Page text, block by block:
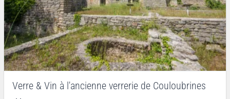
Verre & Vin à l'ancienne verrerie de Couloubrines